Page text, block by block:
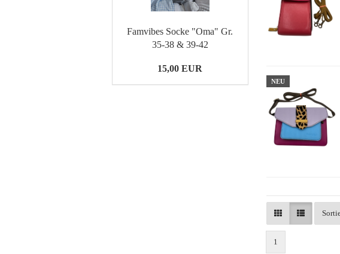
NEU
1
Famvibes Socke "Oma" Gr.
35-38 & 39-42
15,00 EUR